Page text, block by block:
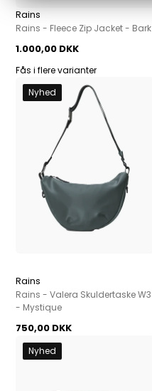
Rains
Rains - Fleece Zip Jacket - Bark
1.000,00 DKK
Fås i flere varianter
Nyhed
Rains
Rains - Valera Skuldertaske W3
- Mystique
750,00 DKK
Nyhed